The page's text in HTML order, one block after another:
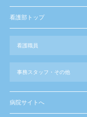
看護部トップ
看護職員
事務スタッフ・その他
病院サイトへ